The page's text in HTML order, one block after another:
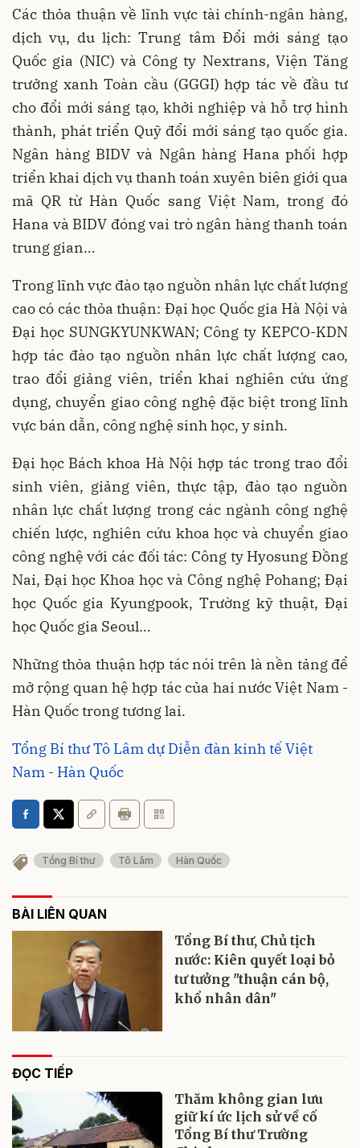
Các thỏa thuận về lĩnh vực tài chính-ngân hàng,
dịch vụ, du lịch: Trung tâm Đổi mới sáng tạo
Quốc gia (NIC) và Công ty Nextrans, Viện Tăng
trưởng xanh Toàn cầu (GGGI) hợp tác về đầu tư
cho đổi mới sáng tạo, khởi nghiệp và hỗ trợ hình
thành, phát triển Quỹ đổi mới sáng tạo quốc gia.
Ngân hàng BIDV và Ngân hàng Hana phối hợp
triển khai dịch vụ thanh toán xuyên biên giới qua
mã QR từ Hàn Quốc sang Việt Nam, trong đó
Hana và BIDV đóng vai trò ngân hàng thanh toán
trung gian…
Trong lĩnh vực đào tạo nguồn nhân lực chất lượng
cao có các thỏa thuận: Đại học Quốc gia Hà Nội và
Đại học SUNGKYUNKWAN; Công ty KEPCO-KDN
hợp tác đào tạo nguồn nhân lực chất lượng cao,
trao đổi giảng viên, triển khai nghiên cứu ứng
dụng, chuyển giao công nghệ đặc biệt trong lĩnh
vực bán dẫn, công nghệ sinh học, y sinh.
Đại học Bách khoa Hà Nội hợp tác trong trao đổi
sinh viên, giảng viên, thực tập, đào tạo nguồn
nhân lực chất lượng trong các ngành công nghệ
chiến lược, nghiên cứu khoa học và chuyển giao
công nghệ với các đối tác: Công ty Hyosung Đồng
Nai, Đại học Khoa học và Công nghệ Pohang; Đại
học Quốc gia Kyungpook, Trường kỹ thuật, Đại
học Quốc gia Seoul…
Những thỏa thuận hợp tác nói trên là nền tảng để
mở rộng quan hệ hợp tác của hai nước Việt Nam -
Hàn Quốc trong tương lai.
Tổng Bí thư Tô Lâm dự Diễn đàn kinh tế Việt
Nam - Hàn Quốc
Tổng Bí thư Tô Lâm Hàn Quốc
BÀI LIÊN QUAN
Tổng Bí thư, Chủ tịch
nước: Kiên quyết loại bỏ
tư tưởng "thuận cán bộ,
khổ nhân dân"
ĐỌC TIẾP
Thăm không gian lưu
giữ kí ức lịch sử về cố
Tổng Bí thư Trường